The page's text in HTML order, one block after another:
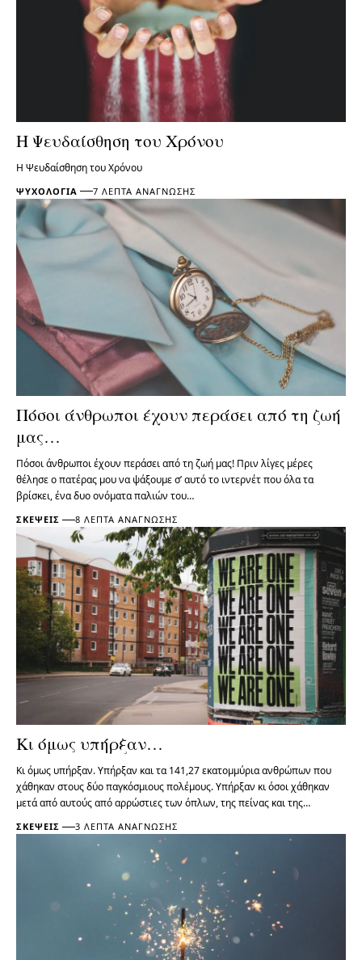
Η Ψευδαίσθηση του Χρόνου
Η Ψευδαίσθηση του Χρόνου
ΨΥΧΟΛΟΓΊΑ 7 ΛΕΠΤΆ ΑΝΆΓΝΩΣΗΣ
Πόσοι άνθρωποι έχουν περάσει από τη ζωή
μας…
Πόσοι άνθρωποι έχουν περάσει από τη ζωή μας! Πριν λίγες μέρες
θέλησε ο πατέρας μου να ψάξουμε σ’ αυτό το ιντερνέτ που όλα τα
βρίσκει, ένα δυο ονόματα παλιών του…
ΣΚΈΨΕΙΣ 8 ΛΕΠΤΆ ΑΝΆΓΝΩΣΗΣ
Κι όμως υπήρξαν…
Κι όμως υπήρξαν. Υπήρξαν και τα 141,27 εκατομμύρια ανθρώπων που
χάθηκαν στους δύο παγκόσμιους πολέμους. Υπήρξαν κι όσοι χάθηκαν
μετά από αυτούς από αρρώστιες των όπλων, της πείνας και της…
ΣΚΈΨΕΙΣ 3 ΛΕΠΤΆ ΑΝΆΓΝΩΣΗΣ